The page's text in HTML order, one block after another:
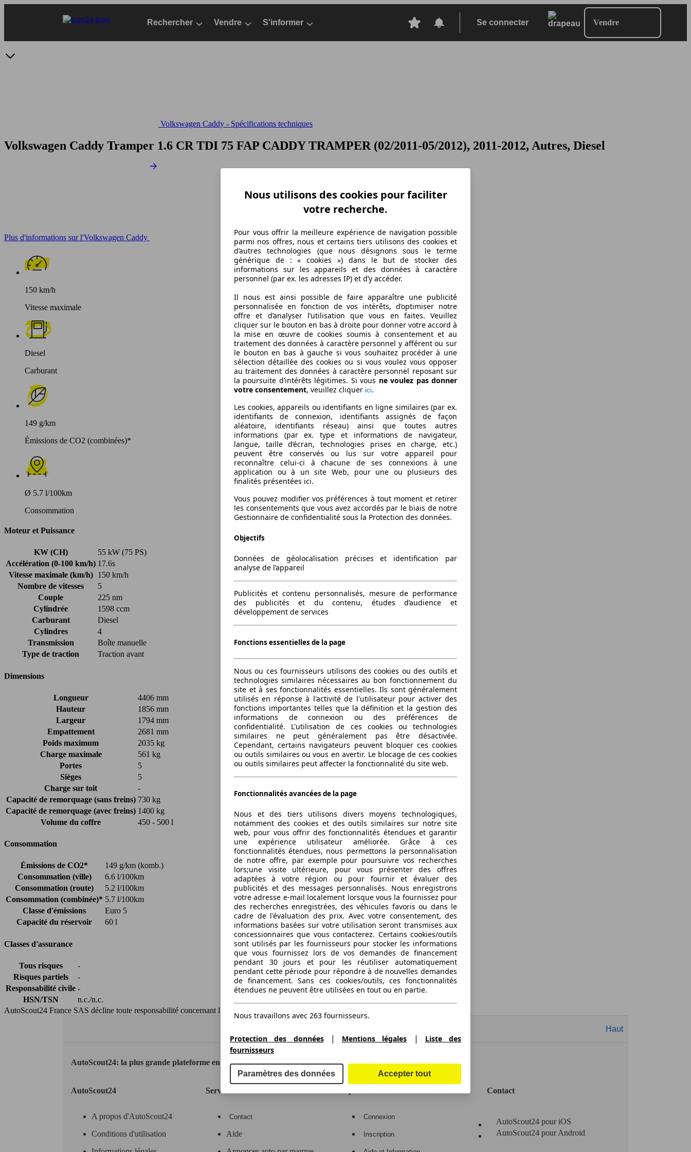
Rechercher Vendre S'informer Se connecter Vendre
Volkswagen Caddy - Spécifications techniques
Volkswagen Caddy Tramper 1.6 CR TDI 75 FAP CADDY TRAMPER (02/2011-05/2012), 2011-2012, Autres, Diesel
Plus d'informations sur l'Volkswagen Caddy
150 km/h
Vitesse maximale
Diesel
Carburant
149 g/km
Émissions de CO2 (combinées)*
Ø 5.7 l/100km
Consommation
Moteur et Puissance
KW (CH)
55 kW (75 PS)
Accélération (0-100 km/h) 17.6s
Vitesse maximale (km/h)
150 km/h
Nombre de vitesses
5
Couple
225 nm
Cylindrée
1598 ccm
Carburant
Diesel
Cylindres
4
Transmission
Boîte manuelle
Type de traction
Traction avant
Dimensions
Longueur
4406 mm
Hauteur
1856 mm
Largeur
1794 mm
Empattement
2681 mm
Poids maximum
2035 kg
Charge maximale
561 kg
Portes
5
Sièges
5
Charge sur toit
-
Capacité de remorquage (sans freins) 730 kg
Capacité de remorquage (avec freins) 1400 kg
Volume du coffre
450 - 500 l
Consommation
Émissions de CO2*
149 g/km (komb.)
Consommation (ville)
6.6 l/100km
Consommation (route)
5.2 l/100km
Consommation (combinée)* 5.7 l/100km
Classe d'émissions
Euro 5
Capacité du réservoir
60 l
Classes d'assurance
Tous risques
-
Risques partiels
-
Responsabilité civile -
HSN/TSN
n.c./n.c.
AutoScout24 France SAS décline toute responsabilité concernant l''exactitude des indications fournies.
Haut
AutoScout24: la plus grande plateforme en ligne de voitures en Europe
AutoScout24
A propos d'AutoScout24
Conditions d'utilisation
Service
Contact
Aide
Connexion
Inscription
Contact
AutoScout24 pour iOS
AutoScout24 pour Android
Nous utilisons des cookies pour faciliter
votre recherche.
Pour vous offrir la meilleure expérience de navigation possible
parmi nos offres, nous et certains tiers utilisons des cookies et
d’autres technologies (que nous désignons sous le terme
générique de : « cookies ») dans le but de stocker des
informations sur les appareils et des données à caractère
personnel (par ex. les adresses IP) et d’y accéder.
Il nous est ainsi possible de faire apparaître une publicité
personnalisée en fonction de vos intérêts, d’optimiser notre
offre et d’analyser l’utilisation que vous en faites. Veuillez
cliquer sur le bouton en bas à droite pour donner votre accord à
la mise en œuvre de cookies soumis à consentement et au
traitement des données à caractère personnel y afférent ou sur
le bouton en bas à gauche si vous souhaitez procéder à une
sélection détaillée des cookies ou si vous voulez vous opposer
au traitement des données à caractère personnel reposant sur
la poursuite d’intérêts légitimes. Si vous ne voulez pas donner
votre consentement, veuillez cliquer ici.
Les cookies, appareils ou identifiants en ligne similaires (par ex.
identifiants de connexion, identifiants assignés de façon
aléatoire, identifiants réseau) ainsi que toutes autres
informations (par ex. type et informations de navigateur,
langue, taille d’écran, technologies prises en charge, etc.)
peuvent être conservés ou lus sur votre appareil pour
reconnaître celui-ci à chacune de ses connexions à une
application ou à un site Web, pour une ou plusieurs des
finalités présentées ici.
Vous pouvez modifier vos préférences à tout moment et retirer
les consentements que vous avez accordés par le biais de notre
Gestionnaire de confidentialité sous la Protection des données.
Objectifs
Données de géolocalisation précises et identification par
analyse de l’appareil
Publicités et contenu personnalisés, mesure de performance
des publicités et du contenu, études d’audience et
développement de services
Fonctions essentielles de la page
Nous ou ces fournisseurs utilisons des cookies ou des outils et
technologies similaires nécessaires au bon fonctionnement du
site et à ses fonctionnalités essentielles. Ils sont généralement
utilisés en réponse à l'activité de l'utilisateur pour activer des
fonctions importantes telles que la définition et la gestion des
informations de connexion ou des préférences de
confidentialité. L'utilisation de ces cookies ou technologies
similaires ne peut généralement pas être désactivée.
Cependant, certains navigateurs peuvent bloquer ces cookies
ou outils similaires ou vous en avertir. Le blocage de ces cookies
ou outils similaires peut affecter la fonctionnalité du site web.
Fonctionnalités avancées de la page
Nous et des tiers utilisons divers moyens technologiques,
notamment des cookies et des outils similaires sur notre site
web, pour vous offrir des fonctionnalités étendues et garantir
une expérience utilisateur améliorée. Grâce à ces
fonctionnalités étendues, nous permettons la personnalisation
de notre offre, par exemple pour poursuivre vos recherches
lors;une visite ultérieure, pour vous présenter des offres
adaptées à votre région ou pour fournir et évaluer des
publicités et des messages personnalisés. Nous enregistrons
votre adresse e-mail localement lorsque vous la fournissez pour
des recherches enregistrées, des véhicules favoris ou dans le
cadre de l'évaluation des prix. Avec votre consentement, des
informations basées sur votre utilisation seront transmises aux
concessionnaires que vous contacterez. Certains cookies/outils
sont utilisés par les fournisseurs pour stocker les informations
que vous fournissez lors de vos demandes de financement
pendant 30 jours et pour les réutiliser automatiquement
pendant cette période pour répondre à de nouvelles demandes
de financement. Sans ces cookies/outils, ces fonctionnalités
étendues ne peuvent être utilisées en tout ou en partie.
Nous travaillons avec 263 fournisseurs.
Protection des données| Mentions légales |
Liste des
fournisseurs
Paramètres des données Accepter tout